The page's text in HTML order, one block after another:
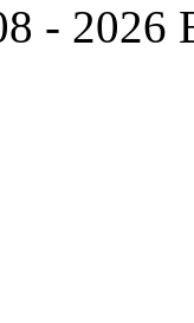
- 2026